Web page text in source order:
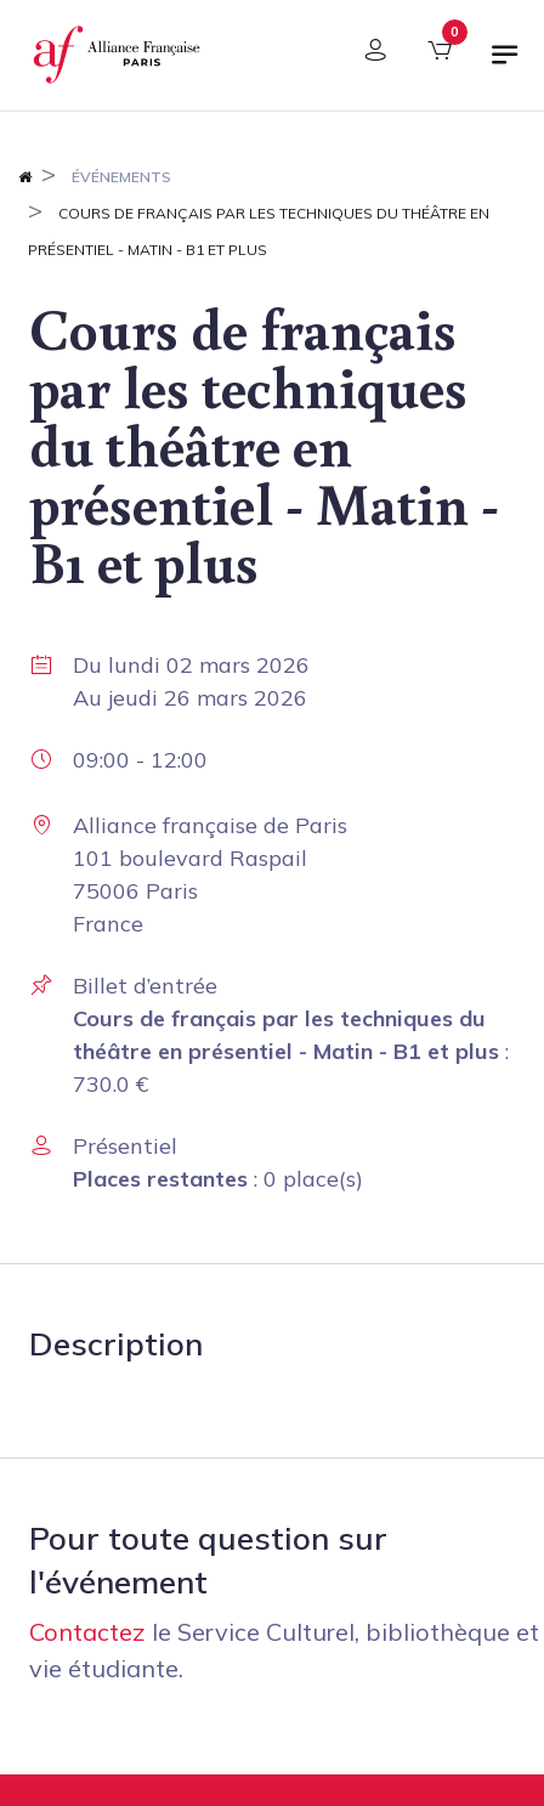
Panneau de gestion des cookies 0
ÉVÉNEMENTS
COURS DE FRANÇAIS PAR LES TECHNIQUES DU THÉÂTRE EN
PRÉSENTIEL - MATIN - B1 ET PLUS
Cours de français
par les techniques
du théâtre en
présentiel - Matin -
B1 et plus
Du lundi 02 mars 2026
Au jeudi 26 mars 2026
09:00 - 12:00
Alliance française de Paris
101 boulevard Raspail
75006 Paris
France
Billet d’entrée
Cours de français par les techniques du
théâtre en présentiel - Matin - B1 et plus :
730.0 €
Présentiel
Places restantes : 0 place(s)
Description
Pour toute question sur
l'événement
Contactez le Service Culturel, bibliothèque et
vie étudiante.